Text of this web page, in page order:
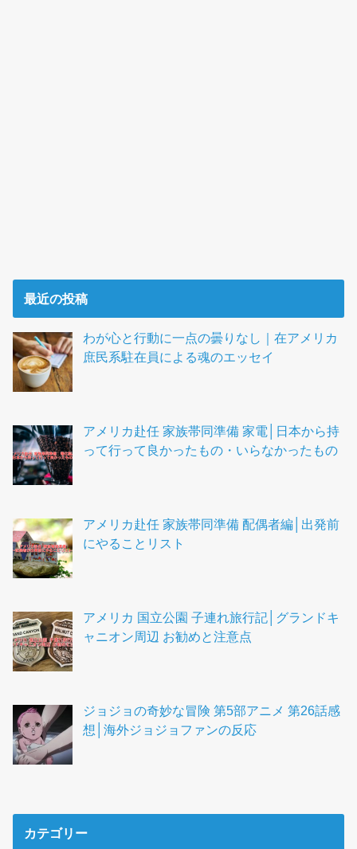
最近の投稿
わが心と行動に一点の曇りなし｜在アメリカ
庶民系駐在員による魂のエッセイ
アメリカ赴任 家族帯同準備 家電│日本から持
って行って良かったもの・いらなかったもの
アメリカ赴任 家族帯同準備 配偶者編│出発前
にやることリスト
アメリカ 国立公園 子連れ旅行記│グランドキ
ャニオン周辺 お勧めと注意点
ジョジョの奇妙な冒険 第5部アニメ 第26話感
想│海外ジョジョファンの反応
カテゴリー